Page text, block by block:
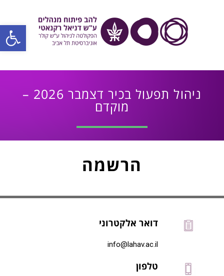
פתח
ניהול תפעול בכיר דצמבר 2026 –
מוקדם
הרשמה
דואר אלקטרוני
info@lahav.ac.il
טלפון